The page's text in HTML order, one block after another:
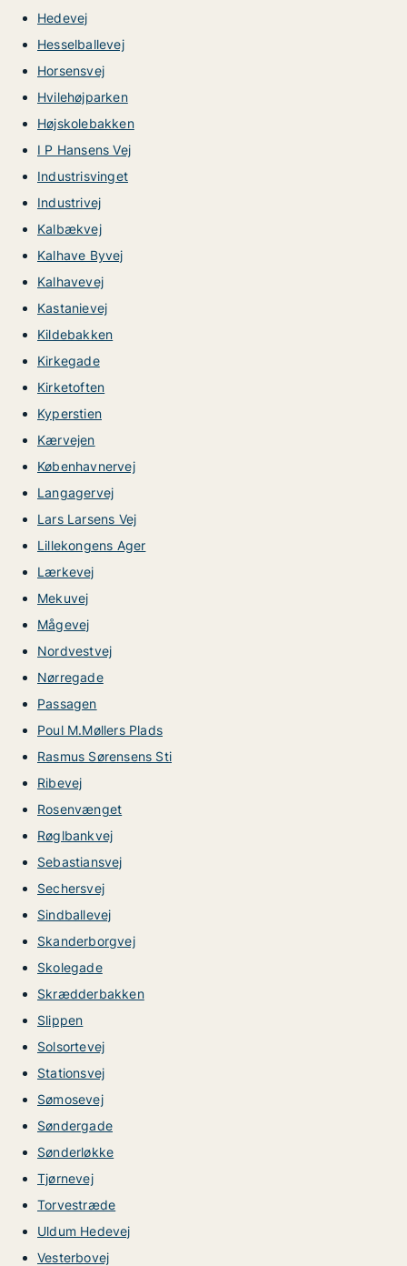
Hedevej
Hesselballevej
Horsensvej
Hvilehøjparken
Højskolebakken
I P Hansens Vej
Industrisvinget
Industrivej
Kalbækvej
Kalhave Byvej
Kalhavevej
Kastanievej
Kildebakken
Kirkegade
Kirketoften
Kyperstien
Kærvejen
Københavnervej
Langagervej
Lars Larsens Vej
Lillekongens Ager
Lærkevej
Mekuvej
Mågevej
Nordvestvej
Nørregade
Passagen
Poul M.Møllers Plads
Rasmus Sørensens Sti
Ribevej
Rosenvænget
Røglbankvej
Sebastiansvej
Sechersvej
Sindballevej
Skanderborgvej
Skolegade
Skrædderbakken
Slippen
Solsortevej
Stationsvej
Sømosevej
Søndergade
Sønderløkke
Tjørnevej
Torvestræde
Uldum Hedevej
Vesterbovej